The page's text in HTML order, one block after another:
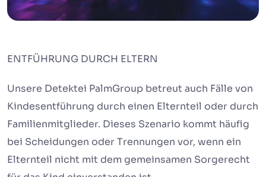
ENTFÜHRUNG DURCH ELTERN
Unsere Detektei PalmGroup betreut auch Fälle von
Kindesentführung durch einen Elternteil oder durch
Familienmitglieder. Dieses Szenario kommt häufig
bei Scheidungen oder Trennungen vor, wenn ein
Elternteil nicht mit dem gemeinsamen Sorgerecht